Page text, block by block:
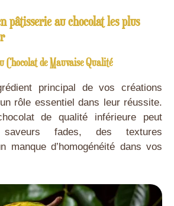
pâtisserie au chocolat les plus
Chocolat de Mauvaise Qualité
principal de vos créations
rôle essentiel dans leur réussite.
de qualité inférieure peut
fades, des textures
manque d’homogénéité dans vos